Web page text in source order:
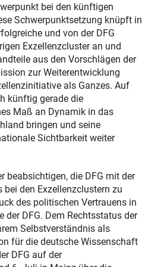
bei den künftigen
Schwer­­­punktsetzung knüpft in
und von der DFG
Exzellenzcluster an und
aus den Vorschlägen der
zur Weiterentwicklung
als Ganzes. Auf
künftig gerade die
Maß an Dynamik in das
bringen und seine
Sichtbarkeit weiter
beabsichtigen, die DFG mit der
den Exzellenzclustern zu
des politischen Vertrauens in
der DFG. Dem Rechtsstatus der
Selbstverständnis als
für die deutsche Wissenschaft
DFG auf der